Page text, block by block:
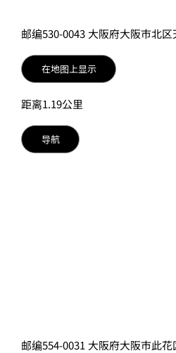
邮编530-0043 大阪府大阪市北区
在地图上显示
距离1.19公里
导航
邮编554-0031 大阪府大阪市此